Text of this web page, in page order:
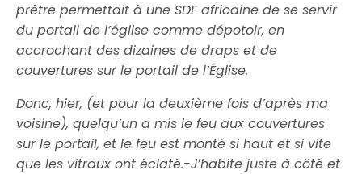
prêtre permettait à une SDF africaine de se servir
du portail de l’église comme dépotoir, en
accrochant des dizaines de draps et de
couvertures sur le portail de l’Église.
Donc, hier, (et pour la deuxième fois d’après ma
voisine), quelqu’un a mis le feu aux couvertures
sur le portail, et le feu est monté si haut et si vite
que les vitraux ont éclaté.-J’habite juste à côté et